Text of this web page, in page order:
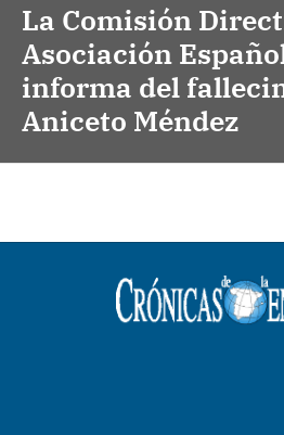
La Comisión
Asociación
informa del
Aniceto Méndez